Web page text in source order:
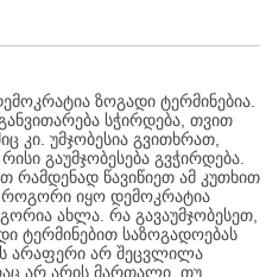
ზოგადი ტერმინებია.
სჭირდება, თვით
კი. უმჯობესია გვითხრათ,
გაუმჯობესება გვჭირდება.
რამდენად წავიწიეთ ამ კუთხით
როგორი იყო დემოკრატია
ახლა. რა გავაუმჯობესეთ,
ტერმინებით საზოგადოებას
არაფერი არ შეცვლილა
არ არის მართალი. თუ